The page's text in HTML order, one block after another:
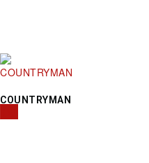
COUNTRYMAN